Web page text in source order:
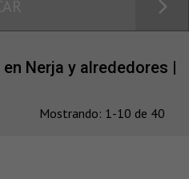
Nerja y alrededores |
Mostrando: 1-10 de 40